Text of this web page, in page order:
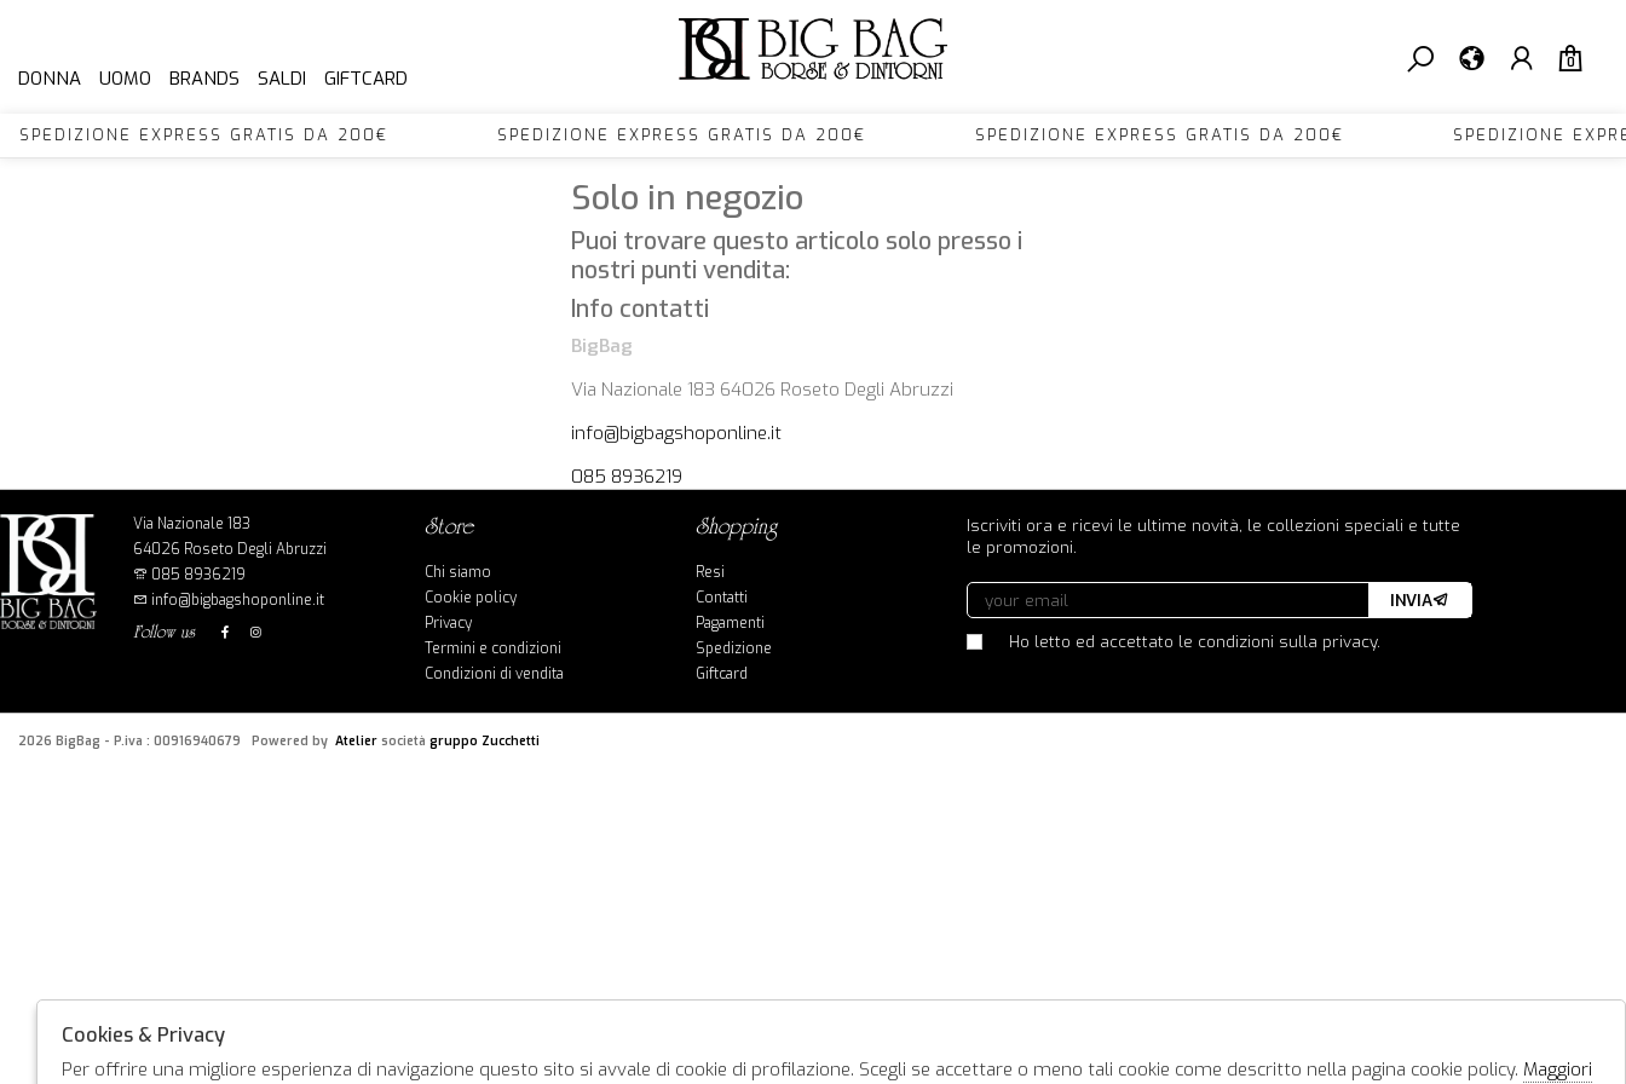
0
DONNA UOMO BRANDS SALDI GIFTCARD
EXPRESS GRATIS DA 200€ SPEDIZIONE EXPRESS GRATIS DA 200€ SPEDIZIONE EXPRESS GRATIS DA 200€ SPEDIZIONE
Solo in negozio
Puoi trovare questo articolo solo presso i
nostri punti vendita:
Info contatti
BigBag
Via Nazionale 183 64026 Roseto Degli Abruzzi
info@bigbagshoponline.it
085 8936219
Via Nazionale 183
64026 Roseto Degli Abruzzi
085 8936219
info@bigbagshoponline.it
follow us
store
Chi siamo
Cookie policy
Privacy
Termini e condizioni
Condizioni di vendita
shopping
Resi
Contatti
Pagamenti
Spedizione
Giftcard
Iscriviti ora e ricevi le ultime novità, le collezioni speciali e tutte
le promozioni.
Ho letto ed accettato le condizioni sulla privacy.
INVIA
2026 BigBag - P.iva : 00916940679 Powered by Atelier società gruppo Zucchetti
Cookies & Privacy
Per offrire una migliore esperienza di navigazione questo sito si avvale di cookie di profilazione. Scegli se accettare o meno tali cookie come descritto nella pagina cookie policy. Maggiori